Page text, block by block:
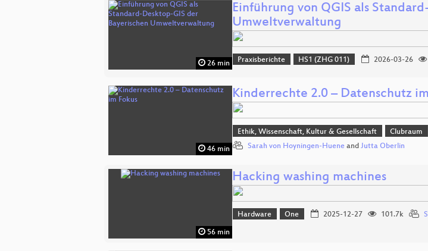
26 min
Einführung von QGIS als
Umweltverwaltung
Praxisberichte HS1 (ZHG 011) 2026-03-26
46 min
Kinderrechte 2.0 – Datenschutz
Ethik, Wissenschaft, Kultur & Gesellschaft Clubraum
Sarah von Hoyningen-Huene and Jutta Oberlin
56 min
Hacking washing machines
Hardware One 2025-12-27 101.7k